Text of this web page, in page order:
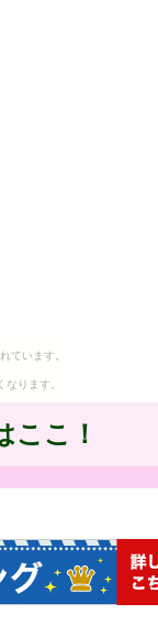
ています。
ります。
ここ！